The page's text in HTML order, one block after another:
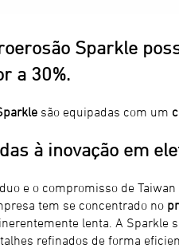
Sparkle
a 30%.
são equipadas com um
à inovação em
e o compromisso de Taiwan
tem se concentrado no
lenta. A Sparkle
refinados de forma